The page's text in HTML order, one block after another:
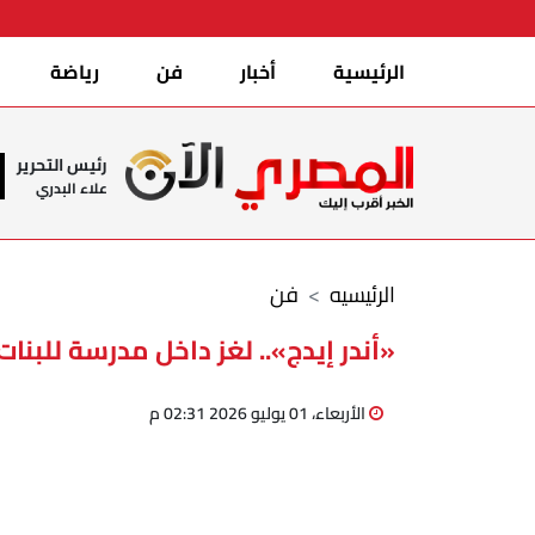
الرئيسية أخبار فن رياضة
رئيس التحرير
علاء البدري
فن الرئيسيه
«أندر إيدج».. لغز داخل مدرسة
الأربعاء، 01 يوليو 2026 02:31 م